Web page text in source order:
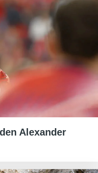
Alexander